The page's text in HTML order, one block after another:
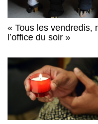
« Tous les vendredis,
l’office du soir »